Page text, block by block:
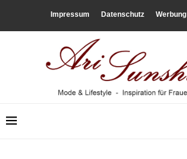
Impressum Datenschutz Werbung